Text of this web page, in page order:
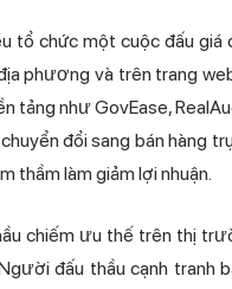
tổ chức một cuộc đấu
phương và trên trang
tảng như GovEase,
đổi sang bán hàng
thầm làm giảm lợi nhuận.
chiếm ưu thế trên thị
đấu thầu cạnh tranh